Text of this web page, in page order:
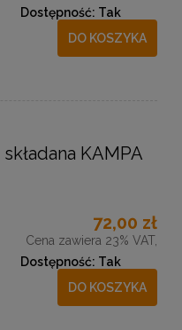
Dostępność: Tak
DO KOSZYKA
KAMPA
72,00 zł
Cena zawiera 23% VAT,
Dostępność: Tak
DO KOSZYKA